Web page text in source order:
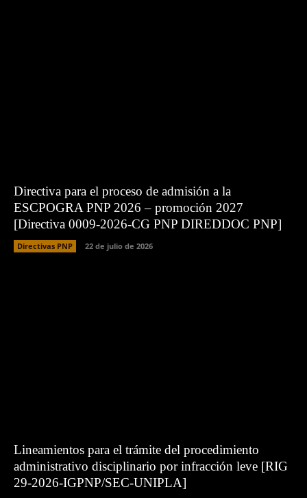
Directiva para el proceso de admisión a la
ESCPOGRA PNP 2026 – promoción 2027
[Directiva 0009-2026-CG PNP DIREDDOC PNP]
Directivas PNP 22 de julio de 2026
Lineamientos para el trámite del procedimiento
administrativo disciplinario por infracción leve [RIG
29-2026-IGPNP/SEC-UNIPLA]